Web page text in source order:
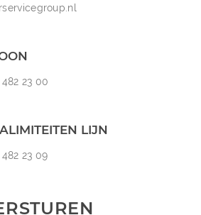
482 23 00
LIJN
482 23 09